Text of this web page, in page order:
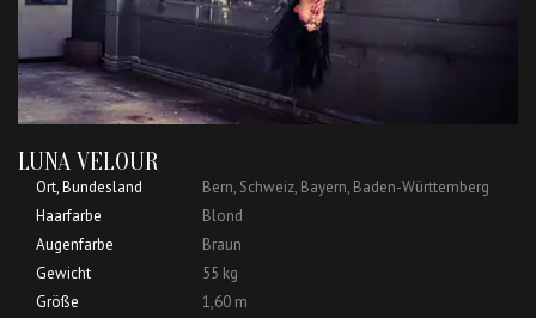
LUNA VELOUR
Ort, Bundesland
Bern, Schweiz, Bayern, Baden-Württemberg
Haarfarbe
Blond
Augenfarbe
Braun
Gewicht
55 kg
Größe
1,60 m